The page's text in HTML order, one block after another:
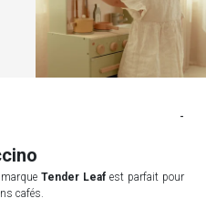
-
marqueTender Leaf est parfait pour
cafés.